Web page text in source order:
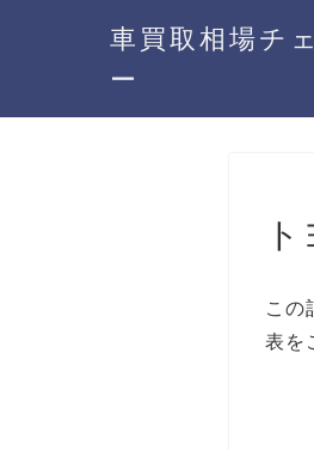
車買取相場チ
ー
この
表を